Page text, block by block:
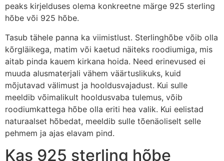
peaks kirjelduses olema konkreetne märge 925 sterling
hõbe või 925 hõbe.
Tasub tähele panna ka viimistlust. Sterlinghõbe võib olla
kõrgläikega, matim või kaetud näiteks roodiumiga, mis
aitab pinda kauem kirkana hoida. Need erinevused ei
muuda alusmaterjali vähem väärtuslikuks, kuid
mõjutavad välimust ja hooldusvajadust. Kui sulle
meeldib võimalikult hooldusvaba tulemus, võib
roodiumkattega hõbe olla eriti hea valik. Kui eelistad
naturaalset hõbedat, meeldib sulle tõenäoliselt selle
pehmem ja ajas elavam pind.
Kas 925 sterling hõbe